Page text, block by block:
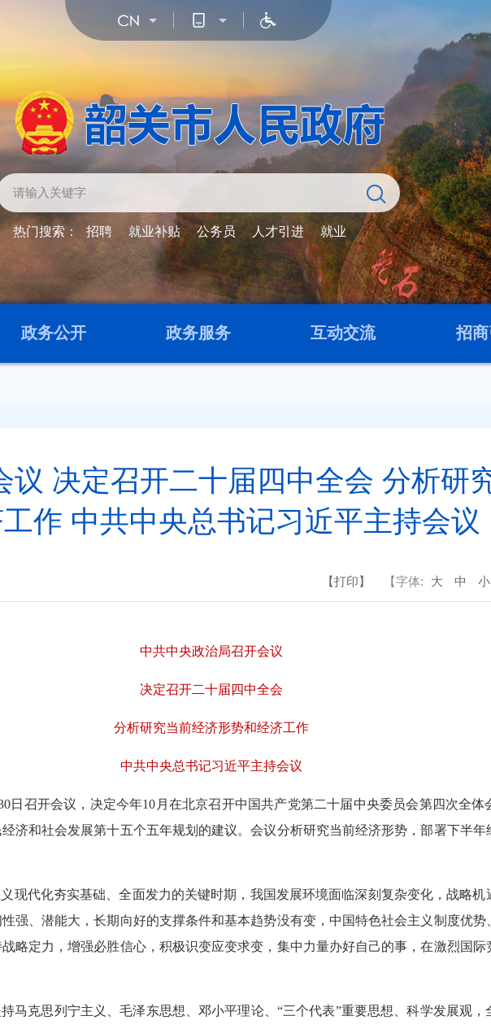
热门搜索： 招聘 就业补贴 公务员 人才引进 就业
政务公开 政务服务 互动交流 招
议 决定召开二十届四中全会 分析研
作 中共中央总书记习近平主持会议
【打印】 【字体: 大 中 小
中共中央政治局召开会议
决定召开二十届四中全会
分析研究当前经济形势和经济工作
中共中央总书记习近平主持会议
召开会议，决定今年10月在北京召开中国共产党第二十届中央委员会第四次全体
济和社会发展第十五个五年规划的建议。会议分析研究当前经济形势，部署下半
代化夯实基础、全面发力的关键时期，我国发展环境面临深刻复杂变化，战略机
强、潜能大，长期向好的支撑条件和基本趋势没有变，中国特色社会主义制度优
略定力，增强必胜信心，积极识变应变求变，集中力量办好自己的事，在激烈国
克思列宁主义、毛泽东思想、邓小平理论、“三个代表”重要思想、科学发展观，